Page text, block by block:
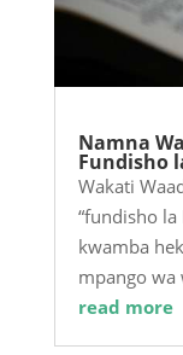
Namna
Fundisho
Wakati
“fundisho la
kwamba
mpango wa
read more